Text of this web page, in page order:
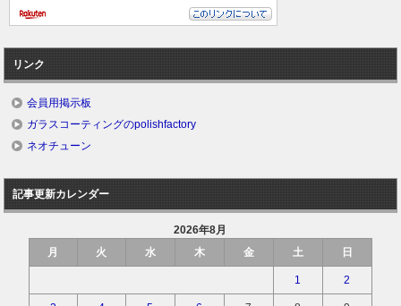
リンク
会員用掲示板
ガラスコーティングのpolishfactory
ネオチューン
記事更新カレンダー
2026年8月
月
火 水 木 金 土 日
1 2